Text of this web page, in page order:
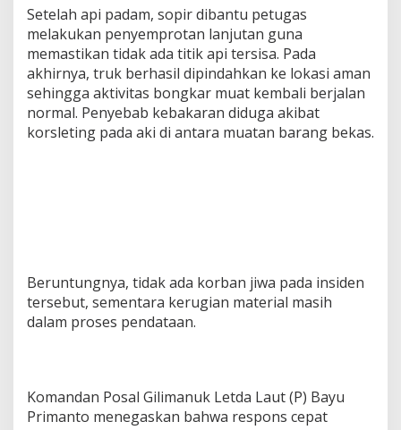
Setelah api padam, sopir dibantu petugas
melakukan penyemprotan lanjutan guna
memastikan tidak ada titik api tersisa. Pada
akhirnya, truk berhasil dipindahkan ke lokasi aman
sehingga aktivitas bongkar muat kembali berjalan
normal. Penyebab kebakaran diduga akibat
korsleting pada aki di antara muatan barang bekas.
Beruntungnya, tidak ada korban jiwa pada insiden
tersebut, sementara kerugian material masih
dalam proses pendataan.
Komandan Posal Gilimanuk Letda Laut (P) Bayu
Primanto menegaskan bahwa respons cepat